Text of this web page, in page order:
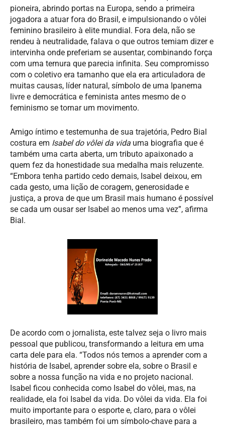
pioneira, abrindo portas na Europa, sendo a primeira
jogadora a atuar fora do Brasil, e impulsionando o vôlei
feminino brasileiro à elite mundial. Fora dela, não se
rendeu à neutralidade, falava o que outros temiam dizer e
intervinha onde preferiam se ausentar, combinando força
com uma ternura que parecia infinita. Seu compromisso
com o coletivo era tamanho que ela era articuladora de
muitas causas, líder natural, símbolo de uma Ipanema
livre e democrática e feminista antes mesmo de o
feminismo se tornar um movimento.
Amigo íntimo e testemunha de sua trajetória, Pedro Bial
costura em Isabel do vôlei da vida uma biografia que é
também uma carta aberta, um tributo apaixonado a
quem fez da honestidade sua medalha mais reluzente.
“Embora tenha partido cedo demais, Isabel deixou, em
cada gesto, uma lição de coragem, generosidade e
justiça, a prova de que um Brasil mais humano é possível
se cada um ousar ser Isabel ao menos uma vez”, afirma
Bial.
De acordo com o jornalista, este talvez seja o livro mais
pessoal que publicou, transformando a leitura em uma
carta dele para ela. “Todos nós temos a aprender com a
história de Isabel, aprender sobre ela, sobre o Brasil e
sobre a nossa função na vida e no projeto nacional.
Isabel ficou conhecida como Isabel do vôlei, mas, na
realidade, ela foi Isabel da vida. Do vôlei da vida. Ela foi
muito importante para o esporte e, claro, para o vôlei
brasileiro, mas também foi um símbolo-chave para a